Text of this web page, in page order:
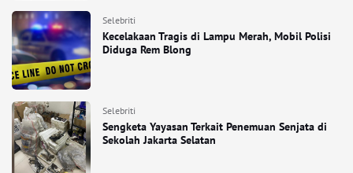
Selebriti
Kecelakaan Tragis di Lampu Merah, Mobil Polisi
Diduga Rem Blong
Selebriti
Sengketa Yayasan Terkait Penemuan Senjata di
Sekolah Jakarta Selatan